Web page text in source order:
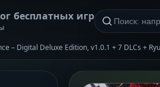
бесплатных игр
– Digital Deluxe Edition, v1.0.1 + 7 DLCs +